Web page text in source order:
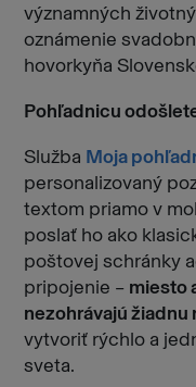
významných
oznámenie
hovorkyňa
Pohľadnicu
Služba Moja
personalizovaný
textom priamo v
poslať ho ako
poštovej schránky
pripojenie – miesto
nezohrávajú žiadnu
vytvoriť rýchlo a
sveta.